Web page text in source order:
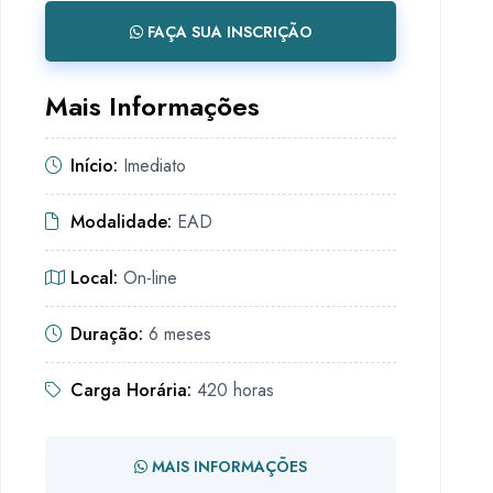
FAÇA SUA INSCRIÇÃO
Mais Informações
Início: Imediato
Modalidade: EAD
Local:On-line
Duração:6 meses
Carga Horária:420 horas
MAIS INFORMAÇÕES